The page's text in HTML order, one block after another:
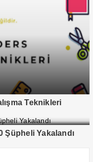
Teknikleri
Şüpheli Yakalandı